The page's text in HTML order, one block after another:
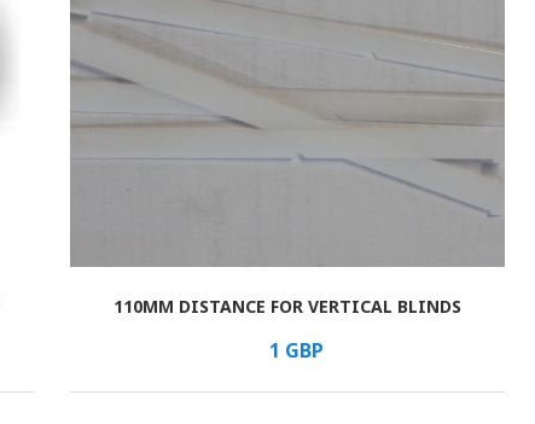
110MM DISTANCE FOR VERTICAL BLINDS
1 GBP
/шт. В КОРЗИНУ